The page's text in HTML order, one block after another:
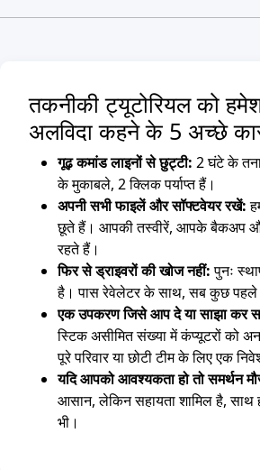
तकनीकी ट्यूटोरियल को
अलविदा कहने के 5 अच्छे
गूढ़ कमांड लाइनों से छुट्टी: 2 घंटे के
के मुकाबले, 2 क्लिक पर्याप्त हैं।
अपनी सभी फाइलें और सॉफ्टवेयर रखें:
छूते हैं। आपकी तस्वीरें, आपके बैकअप और
रहते हैं।
फिर से ड्राइवरों की खोज नहीं:पुनः
है। पास रेवेलेटर के साथ, सब कुछ पहले
एक उपकरण जिसे आप दे या साझा कर
स्टिक असीमित संख्या में कंप्यूटरों को
पूरे परिवार या छोटी टीम के लिए एक
यदि आपको आवश्यकता हो तो समर्थन
आसान, लेकिन सहायता शामिल है,
भी।